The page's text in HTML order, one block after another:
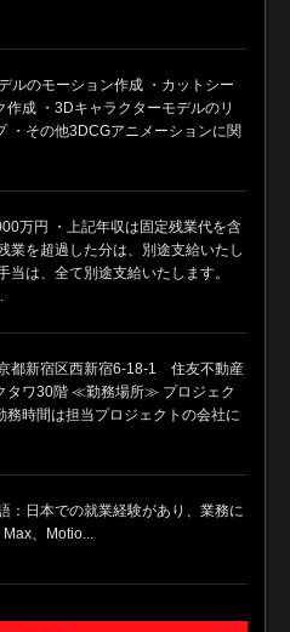
ルのモーション作成 ・カットシー
作成 ・3Dキャラクターモデルのリ
・その他3DCGアニメーションに関
万円 ・上記年収は固定残業代を含
業を超過した分は、別途支給いたし
当は、全て別途支給いたします。
都新宿区西新宿6-18-1 住友不動産
タワ30階 ≪勤務場所≫ プロジェク
務時間は担当プロジェクトの会社に
：日本での就業経験があり、業務に
、Motio...